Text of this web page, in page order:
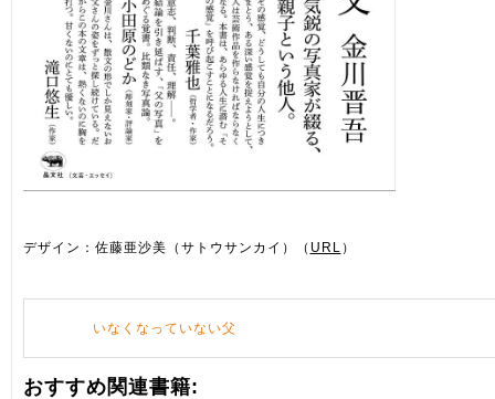
デザイン：佐藤亜沙美（サトウサンカイ）（ URL ）
いなくなっていない父
おすすめ関連書籍: